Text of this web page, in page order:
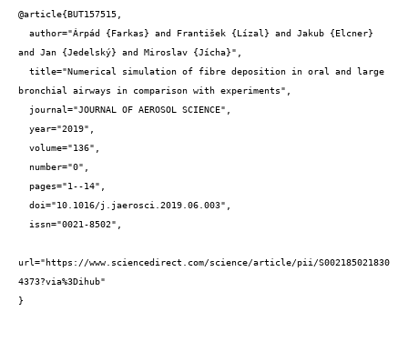
@article{BUT157515,
and Jan {Jedelský} and Miroslav {Jícha}",
bronchial airways in comparison with experiments",
url="https://www.sciencedirect.com/science/article/pii/S002185021830
4373?via%3Dihub"
}